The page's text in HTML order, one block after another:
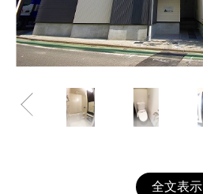
全文表示